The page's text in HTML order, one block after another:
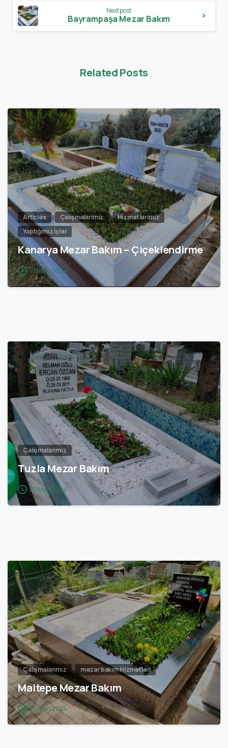
Next post
Bayrampaşa Mezar Bakım
Related Posts
0
Articles Çalışmalarımız
Hizmetlerimiz
Yaptığımız İşler
Kanarya Mezar Bakım – Çiçeklendirme
9 Nisan 2024
Çalışmalarımız
Tuzla Mezar Bakım
20 Mart 2024
1
Çalışmalarımız mezar bakım Hizmetleri
Maltepe Mezar Bakım
20 Mart 2024